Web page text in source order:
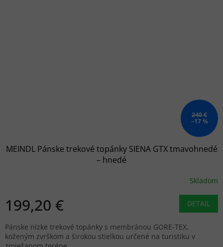
240 €
–17 %
MEINDL Pánske trekové topánky SIENA GTX tmavohnedé
– hnedé
Skladom
199,20 € DETAIL
Pánske nízke trekové topánky s membránou GORE-TEX,
koženým zvrškom a širokou stielkou určené na turistiku v